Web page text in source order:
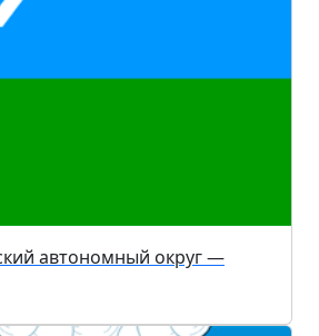
автономный округ —